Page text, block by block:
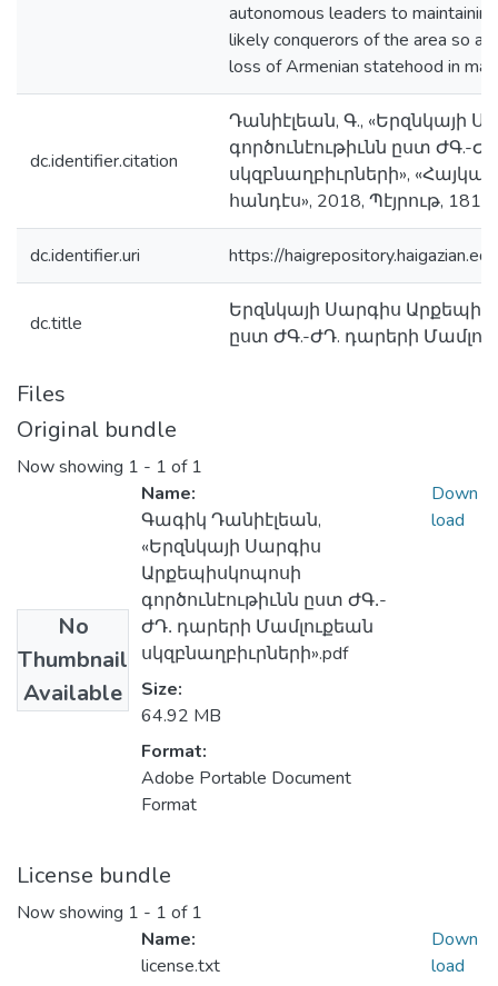
autonomous leaders to
likely conquerors of the area so
loss of Armenian statehood in
dc.identifier.citation
Դանիէլեան, Գ., «Երզնկայի
գործունէութիւնն ըստ ԺԳ.-
սկզբնաղբիւրների»,
հանդէս», 2018, Պէյրութ, 181-
dc.identifier.uri https://
dc.title
Երզնկայի Սարգիս
ըստ ԺԳ.-ԺԴ. դարերի
Files
Original bundle
Now showing 1 - 1 of 1
No
Thumbnail
Available
Name:
Գագիկ Դանիէլեան,
«Երզնկայի Սարգիս
Արքեպիսկոպոսի
գործունէութիւնն ըստ ԺԳ․-
ԺԴ․ դարերի Մամլուքեան
սկզբնաղբիւրների».pdf
Size:
64.92 MB
Format:
Adobe Portable Document
Format
Down
load
License bundle
Now showing 1 - 1 of 1
Name:
license.txt
Down
load